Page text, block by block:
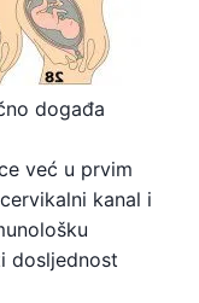
događa
već u prvim
kanal i
dosljednost